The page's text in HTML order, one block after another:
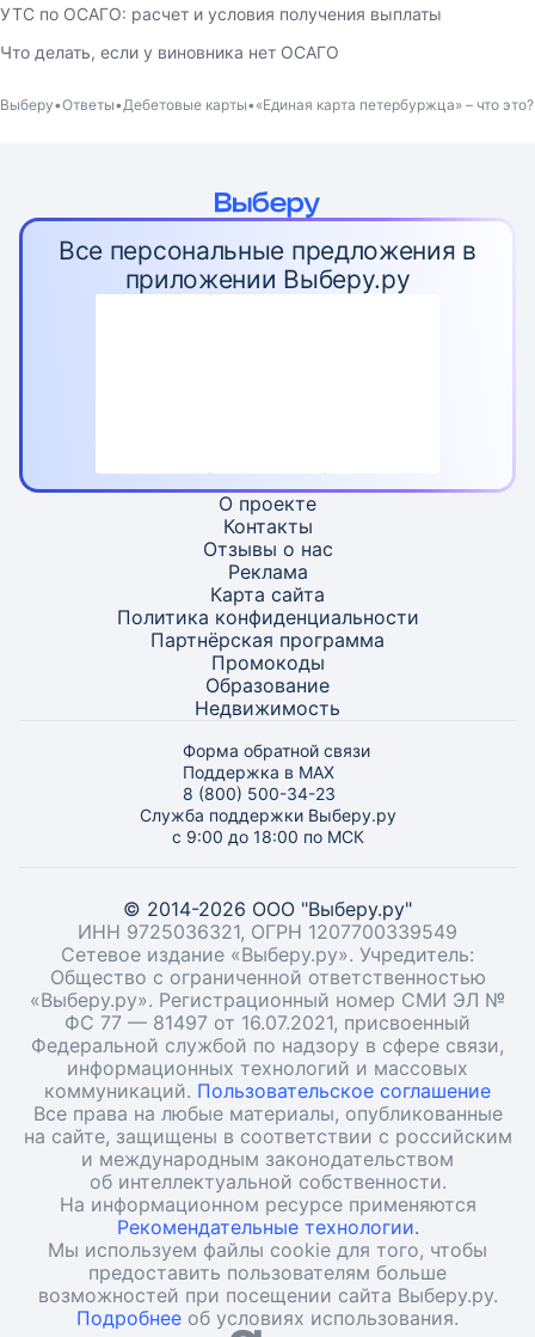
УТС по ОСАГО: расчет и условия получения выплаты
Что делать, если у виновника нет ОСАГО
Выберу Ответы Дебетовые карты «Единая карта петербуржца» – что это?
Все персональные предложения в
приложении Выберу.ру
О проекте
Контакты
Отзывы о нас
Реклама
Карта сайта
Политика конфиденциальности
Партнёрская программа
Промокоды
Образование
Недвижимость
Форма обратной связи
Поддержка в MAX
8 (800) 500-34-23
Служба поддержки Выберу.ру
с 9:00 до 18:00 по МСК
© 2014-2026 ООО "Выберу.ру"
ИНН 9725036321, ОГРН 1207700339549
Сетевое издание «Выберу.ру». Учредитель:
Общество с ограниченной ответственностью
«Выберу.ру». Регистрационный номер СМИ ЭЛ №
ФС 77 — 81497 от 16.07.2021, присвоенный
Федеральной службой по надзору в сфере связи,
информационных технологий и массовых
коммуникаций. Пользовательское соглашение
Все права на любые материалы, опубликованные
на сайте, защищены в соответствии с российским
и международным законодательством
об интеллектуальной собственности.
На информационном ресурсе применяются
Рекомендательные технологии.
Мы используем файлы cookie для того, чтобы
предоставить пользователям больше
возможностей при посещении сайта Выберу.ру.
Подробнее об условиях использования.